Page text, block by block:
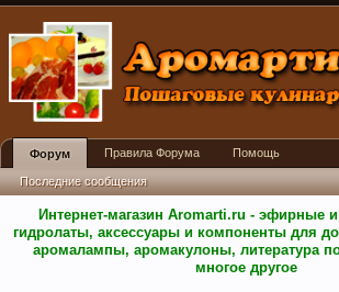
Интернет-магазин Aromarti.ru - эфирные
гидролаты, аксессуары и компоненты для
аромалампы, аромакулоны, литература
многое другое
Форум
Последние сообщения
Правила Форума Помощь